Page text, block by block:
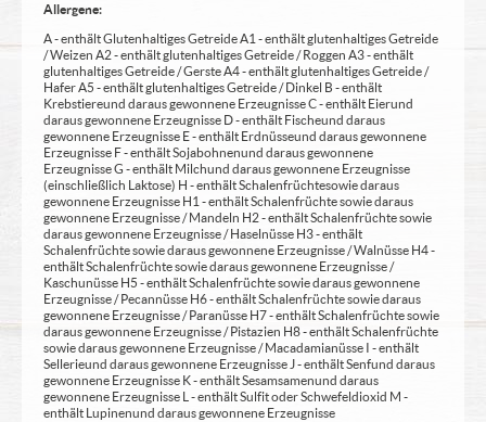
Allergene:
A - enthält Glutenhaltiges Getreide A1 - enthält glutenhaltiges Getreide
/ Weizen A2 - enthält glutenhaltiges Getreide / Roggen A3 - enthält
glutenhaltiges Getreide / Gerste A4 - enthält glutenhaltiges Getreide /
Hafer A5 - enthält glutenhaltiges Getreide / Dinkel B - enthält
Krebstiere und daraus gewonnene Erzeugnisse C - enthält Eier und
daraus gewonnene Erzeugnisse D - enthält Fische und daraus
gewonnene Erzeugnisse E - enthält Erdnüsse und daraus gewonnene
Erzeugnisse F - enthält Sojabohnen und daraus gewonnene
Erzeugnisse G - enthält Milch und daraus gewonnene Erzeugnisse
(einschließlich Laktose) H - enthält Schalenfrüchte sowie daraus
gewonnene Erzeugnisse H1 - enthält Schalenfrüchte sowie daraus
gewonnene Erzeugnisse / Mandeln H2 - enthält Schalenfrüchte sowie
daraus gewonnene Erzeugnisse / Haselnüsse H3 - enthält
Schalenfrüchte sowie daraus gewonnene Erzeugnisse / Walnüsse H4 -
enthält Schalenfrüchte sowie daraus gewonnene Erzeugnisse /
Kaschunüsse H5 - enthält Schalenfrüchte sowie daraus gewonnene
Erzeugnisse / Pecannüsse H6 - enthält Schalenfrüchte sowie daraus
gewonnene Erzeugnisse / Paranüsse H7 - enthält Schalenfrüchte sowie
daraus gewonnene Erzeugnisse / Pistazien H8 - enthält Schalenfrüchte
sowie daraus gewonnene Erzeugnisse / Macadamianüsse I - enthält
Sellerie und daraus gewonnene Erzeugnisse J - enthält Senf und daraus
gewonnene Erzeugnisse K - enthält Sesamsamen und daraus
gewonnene Erzeugnisse L - enthält Sulfit oder Schwefeldioxid M -
enthält Lupinen und daraus gewonnene Erzeugnisse